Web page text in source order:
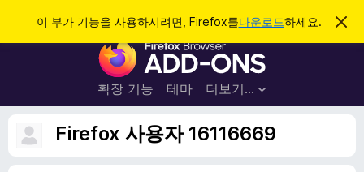
이 부가 기능을 사용하시려면, Firefox를다운로드하세요.
이
림
F
r
e
f
o
확장 기능 테마 더보기…
로그인
Firefox 사용자 16116669